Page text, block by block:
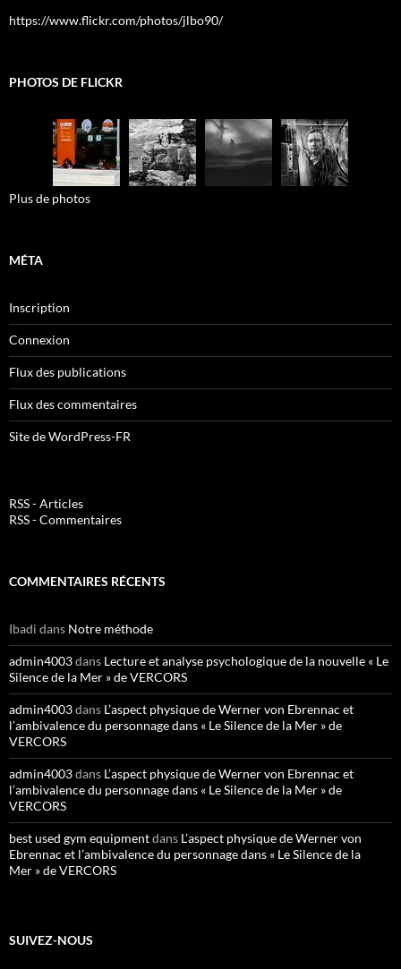
https://www.flickr.com/photos/jlbo90/
PHOTOS DE FLICKR
Plus de photos
MÉTA
Inscription
Connexion
Flux des publications
Flux des commentaires
Site de WordPress-FR
RSS - Articles
RSS - Commentaires
COMMENTAIRES RÉCENTS
Ibadi dans Notre méthode
admin4003dans Lecture et analyse psychologique de la nouvelle « Le
Silence de la Mer » de VERCORS
admin4003dans L’aspect physique de Werner von Ebrennac et
l’ambivalence du personnage dans « Le Silence de la Mer » de
VERCORS
admin4003dans L’aspect physique de Werner von Ebrennac et
l’ambivalence du personnage dans « Le Silence de la Mer » de
VERCORS
best used gym equipmentdans L’aspect physique de Werner von
Ebrennac et l’ambivalence du personnage dans « Le Silence de la
Mer » de VERCORS
SUIVEZ-NOUS